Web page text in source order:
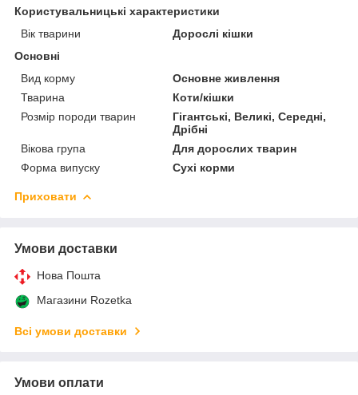
Користувальницькі характеристики
Вік тварини
Дорослі кішки
Основні
Вид корму
Основне живлення
Тварина
Коти/кішки
Розмір породи тварин
Гігантські, Великі, Середні,
Дрібні
Вікова група
Для дорослих тварин
Форма випуску
Сухі корми
Приховати
Умови доставки
Нова Пошта
Магазини Rozetka
Всі умови доставки
Умови оплати